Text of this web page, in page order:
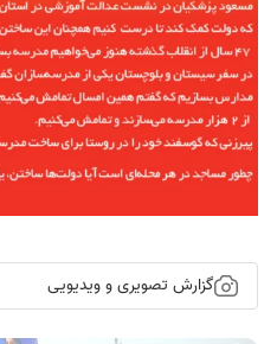
گزارش تصویری و ویدیویی